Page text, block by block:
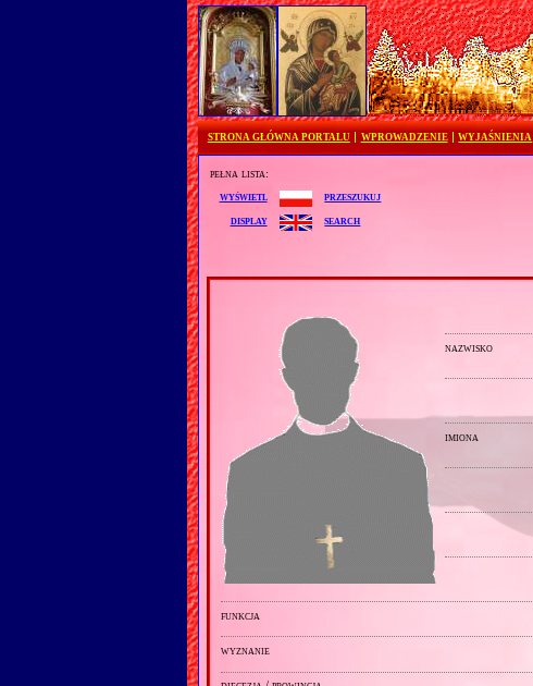
STRONA GŁÓWNA PORTALU WPROWADZENIE WYJAŚNIENIA
pełna lista:
wyświetl
przeszukuj
display
search
nazwisko
imiona
funkcja
wyznanie